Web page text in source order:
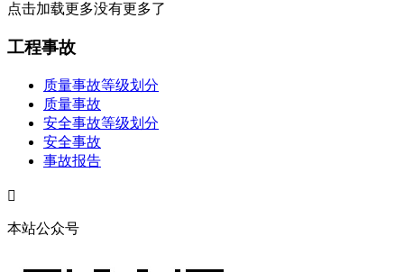
点击加载更多没有更多了
工程事故
质量事故等级划分
质量事故
安全事故等级划分
安全事故
事故报告

本站公众号